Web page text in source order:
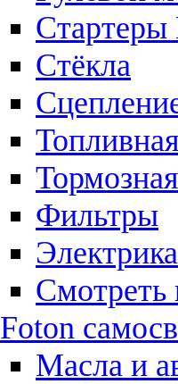
Стартеры
Стёкла
Фильтры
Электрика
Смотреть
Foton
Масла и